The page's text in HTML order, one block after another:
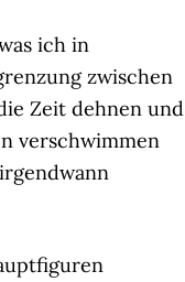
ich in
zwischen
Zeit dehnen und
verschwimmen